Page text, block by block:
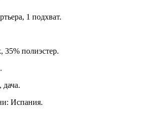
1 подхват.
35% полиэстер.
Испания.